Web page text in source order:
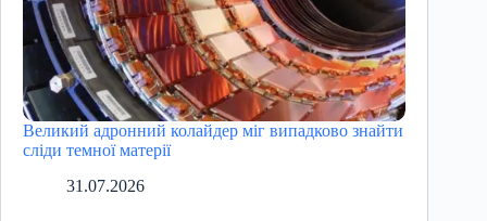
Великий адронний колайдер міг випадково знайти
сліди темної матерії
31.07.2026